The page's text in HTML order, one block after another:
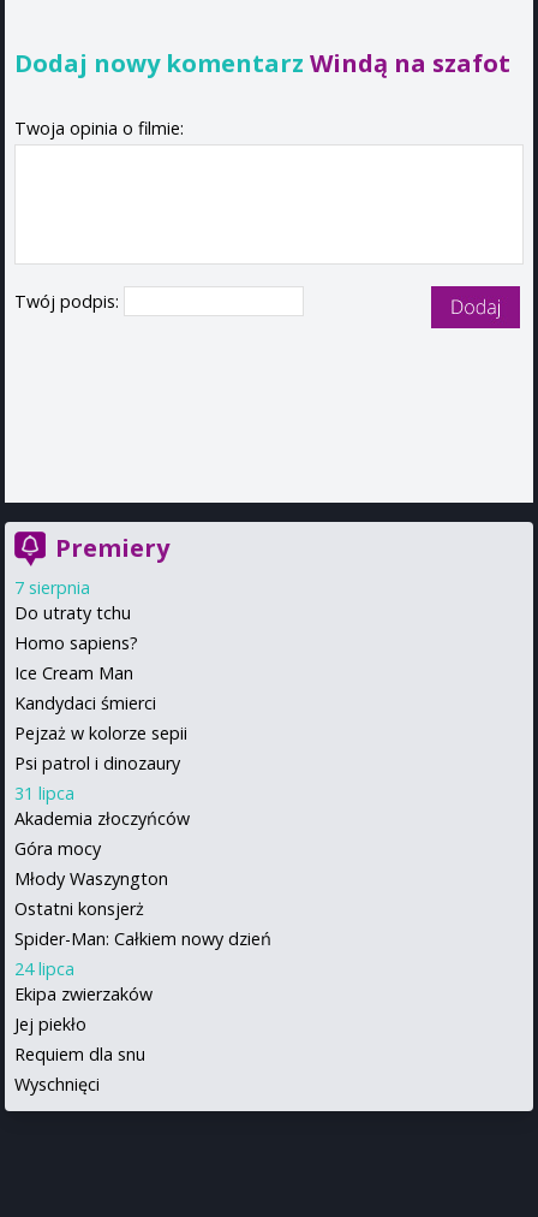
Dodaj nowy komentarz Windą na szafot
Twoja opinia o filmie:
Twój podpis:
Premiery
7 sierpnia
Do utraty tchu
Homo sapiens?
Ice Cream Man
Kandydaci śmierci
Pejzaż w kolorze sepii
Psi patrol i dinozaury
31 lipca
Akademia złoczyńców
Góra mocy
Młody Waszyngton
Ostatni konsjerż
Spider-Man: Całkiem nowy dzień
24 lipca
Ekipa zwierzaków
Jej piekło
Requiem dla snu
Wyschnięci